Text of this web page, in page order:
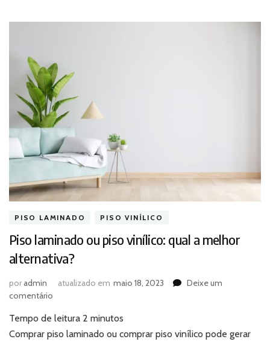
PISO LAMINADO PISO VINÍLICO
Piso laminado ou piso vinílico: qual a melhor
alternativa?
poradmin atualizado em maio 18, 2023
Deixe um
comentário
laminado
ou
Tempo de leitura 2 minutos
Comprar piso laminado ou comprar piso vinílico pode gerar